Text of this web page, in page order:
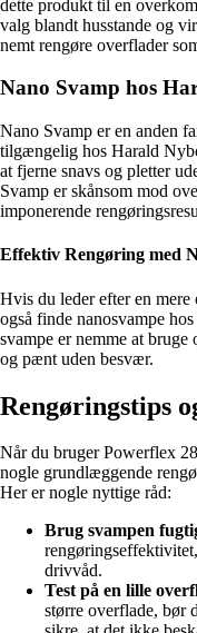
dette produkt til en
valg blandt husstande og
nemt rengøre overflader
Nano Svamp hos
Nano Svamp er en anden
tilgængelig hos Harald
at fjerne snavs og pletter
Svamp er skånsom mod
imponerende
Effektiv Rengøring med
Hvis du leder efter en
også finde nanosvampe
svampe er nemme at
og pænt uden besvær.
Rengøringstips
Når du bruger Powerflex
nogle grundlæggende
Her er nogle nyttige råd:
Brug svampen
drivvåd.
Test på en lille
større overflade, bør